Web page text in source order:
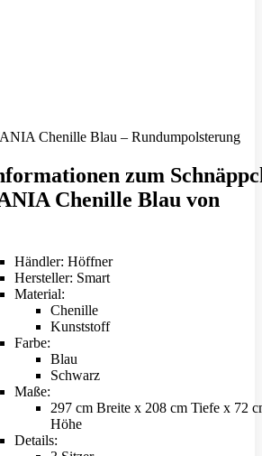
Chenille Blau – Rundumpolsterung
zum
Chenille Blau von
Händler: Höffner
Hersteller: Smart
Material:
Chenille
Kunststoff
Farbe:
Blau
Schwarz
Maße:
297 cm Breite x 208 cm Tiefe x 72
Höhe
Details: